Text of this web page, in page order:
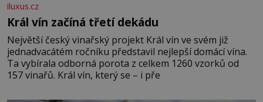
iluxus.cz
Král vín začíná třetí dekádu
Největší český vinařský projekt Král vín ve svém již
jednadvacátém ročníku představil nejlepší domácí vína.
Ta vybírala odborná porota z celkem 1260 vzorků od
157 vinařů. Král vín, který se – i pře